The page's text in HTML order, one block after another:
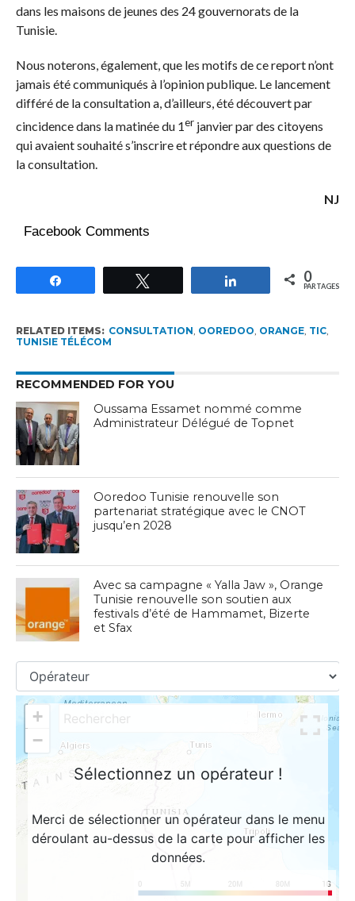
dans les maisons de jeunes des 24 gouvernorats de la
Tunisie.
Nous noterons, également, que les motifs de ce report n’ont
jamais été communiqués à l’opinion publique. Le lancement
différé de la consultation a, d’ailleurs, été découvert par
cincidence dans la matinée du 1erjanvier par des citoyens
qui avaient souhaité s’inscrire et répondre aux questions de
la consultation.
NJ
Facebook Comments
Partagez 0
PARTAGES
RELATED ITEMS: CONSULTATION, OOREDOO, ORANGE, TIC,
TUNISIE TÉLÉCOM
RECOMMENDED FOR YOU
Oussama Essamet nommé comme
Administrateur Délégué de Topnet
Ooredoo Tunisie renouvelle son
partenariat stratégique avec le CNOT
jusqu’en 2028
Avec sa campagne « Yalla Jaw », Orange
Tunisie renouvelle son soutien aux
festivals d’été de Hammamet, Bizerte
et Sfax